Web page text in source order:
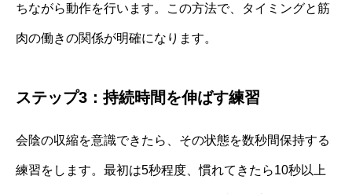
ちながら動作を行います。この方法で、タイミングと筋
肉の働きの関係が明確になります。
ステップ3：持続時間を伸ばす練習
会陰の収縮を意識できたら、その状態を数秒間保持する
練習をします。最初は5秒程度、慣れてきたら10秒以上